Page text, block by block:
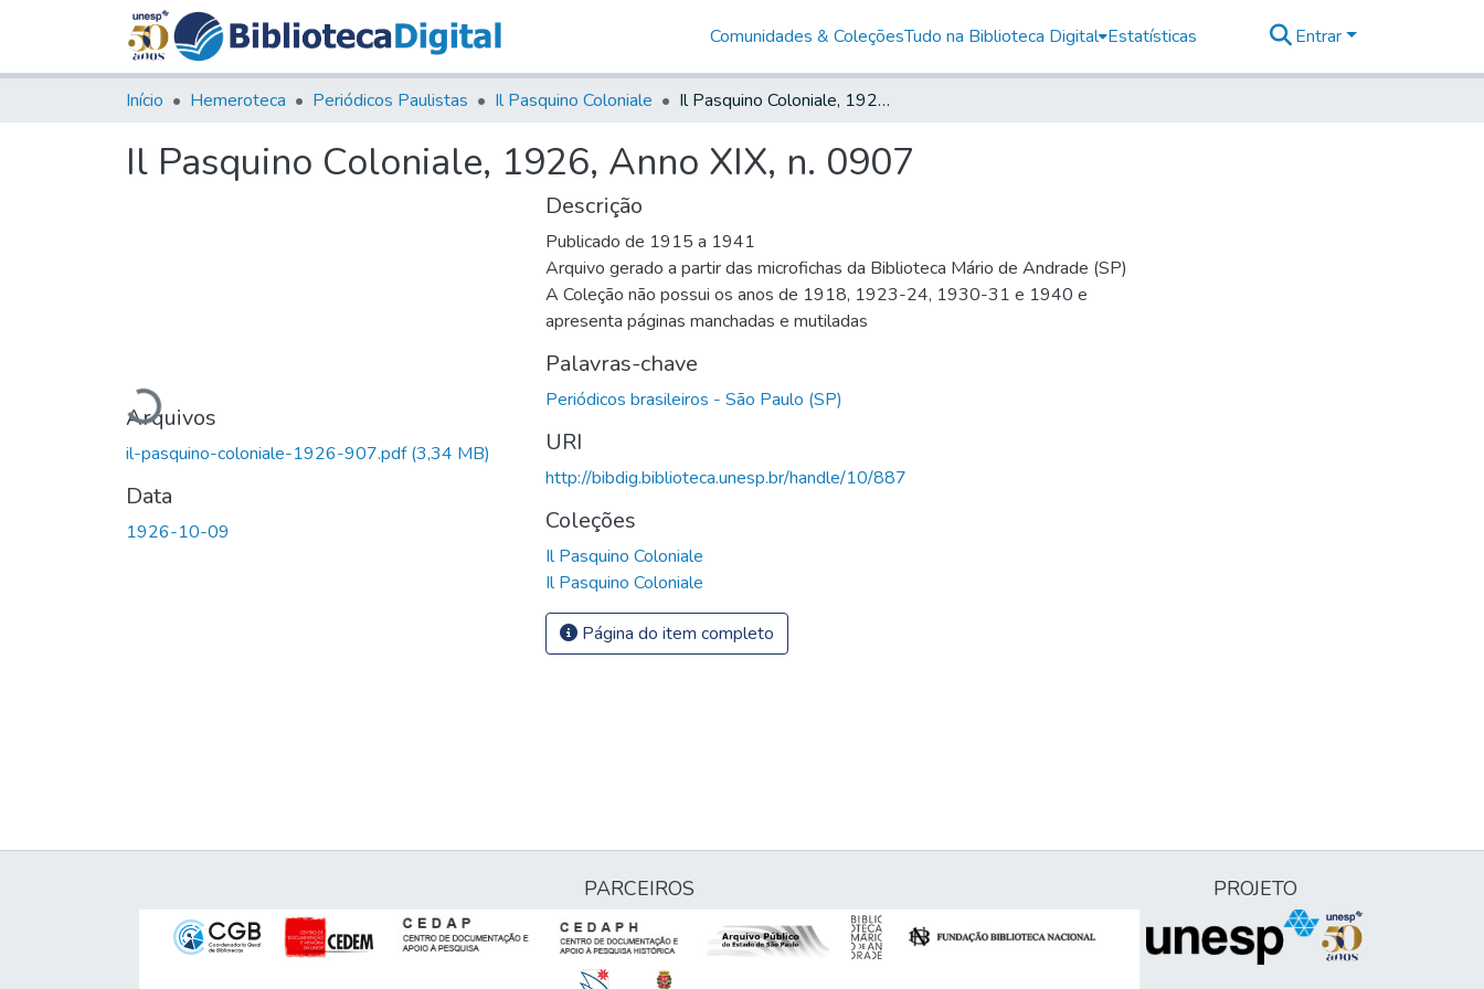
Comunidades & ColeçõesTudo na Biblioteca Digital Estatísticas Entrar
Início Hemeroteca Periódicos Paulistas Il Pasquino Coloniale Il Pasquino Coloniale, 1926, Anno XIX, n. 0907
Il Pasquino Coloniale, 1926, Anno XIX, n. 0907
Carregando...
Arquivos
il-pasquino-coloniale-1926-907.pdf(3,34 MB)
Data
1926-10-09
Descrição
Publicado de 1915 a 1941
Arquivo gerado a partir das microfichas da Biblioteca Mário de Andrade (SP)
A Coleção não possui os anos de 1918, 1923-24, 1930-31 e 1940 e
apresenta páginas manchadas e mutiladas
Palavras-chave
Periódicos brasileiros - São Paulo (SP)
URI
http://bibdig.biblioteca.unesp.br/handle/10/887
Coleções
Il Pasquino Coloniale
Il Pasquino Coloniale
Página do item completo
PARCEIROS PROJETO